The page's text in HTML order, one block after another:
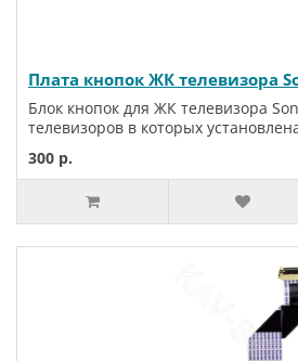
Плата кнопок ЖК телевизора
Блок кнопок для ЖК телевизора
телевизоров в которых
300 р.